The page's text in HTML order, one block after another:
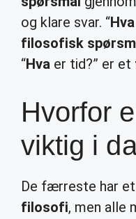
og klare svar. “Hva
filosofisk
“Hva er tid?” er et
Hvorfor
viktig i
De færreste har
filosofi, men alle